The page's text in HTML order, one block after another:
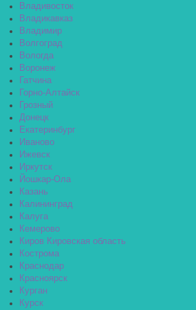
Владивосток
Владикавказ
Владимир
Волгоград
Вологда
Воронеж
Гатчина
Горно-Алтайск
Грозный
Донецк
Екатеринбург
Иваново
Ижевск
Иркутск
Йошкар-Ола
Казань
Калининград
Калуга
Кемерово
Киров Кировская область
Кострома
Краснодар
Красноярск
Курган
Курск